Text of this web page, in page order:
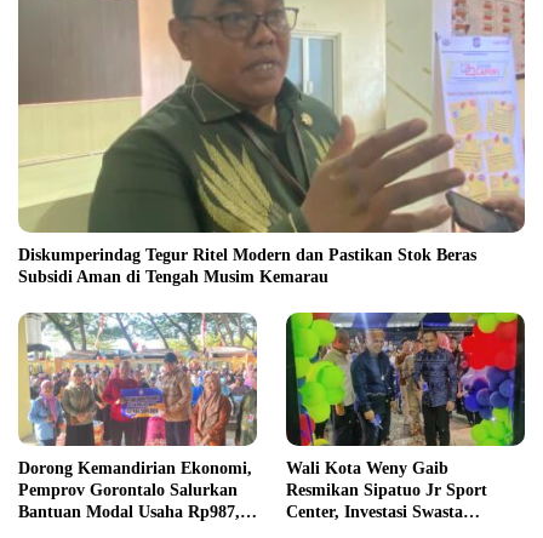
Diskumperindag Tegur Ritel Modern dan Pastikan Stok Beras
Subsidi Aman di Tengah Musim Kemarau
Dorong Kemandirian Ekonomi,
Pemprov Gorontalo Salurkan
Bantuan Modal Usaha Rp987,5
Wali Kota Weny Gaib
Resmikan Sipatuo Jr Sport
Center, Investasi Swasta